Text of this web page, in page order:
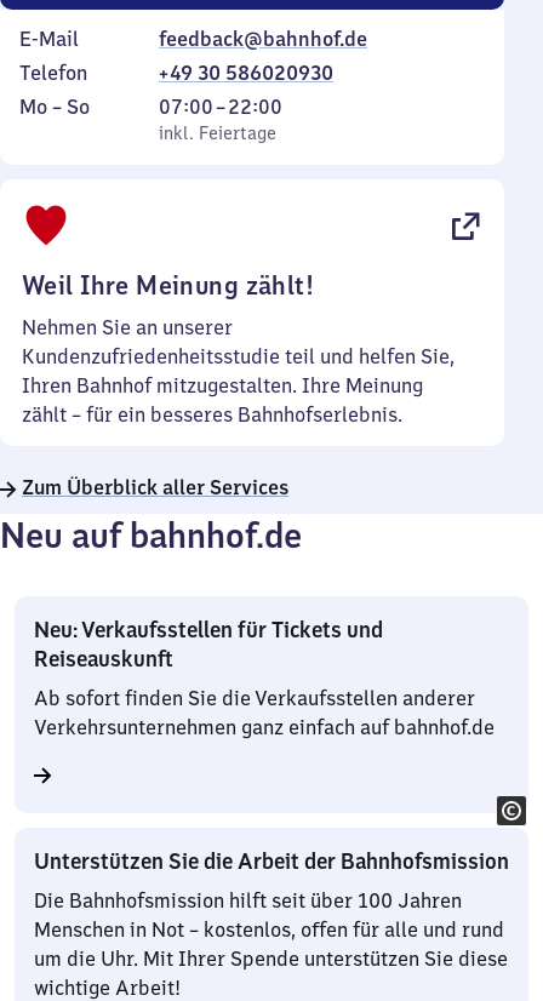
E-Mail
feedback@bahnhof.de
Telefon
+49 30 586020930
Montag
Mo – So,
inkl. Feiertage
07:00–22:00
Von
7
inkl. Feiertage
Weil Ihre Meinung zählt!
Nehmen Sie an unserer
Kundenzufriedenheitsstudie teil und helfen Sie,
Ihren Bahnhof mitzugestalten. Ihre Meinung
zählt – für ein besseres Bahnhofserlebnis.
Zum Überblick aller Services
Neu auf bahnhof.de
Neu: Verkaufsstellen für Tickets und
Reiseauskunft
Ab sofort finden Sie die Verkaufsstellen anderer
Verkehrsunternehmen ganz einfach auf bahnhof.de
Unterstützen Sie die Arbeit der Bahnhofsmission
Die Bahnhofsmission hilft seit über 100 Jahren
Menschen in Not – kostenlos, offen für alle und rund
um die Uhr. Mit Ihrer Spende unterstützen Sie diese
wichtige Arbeit!